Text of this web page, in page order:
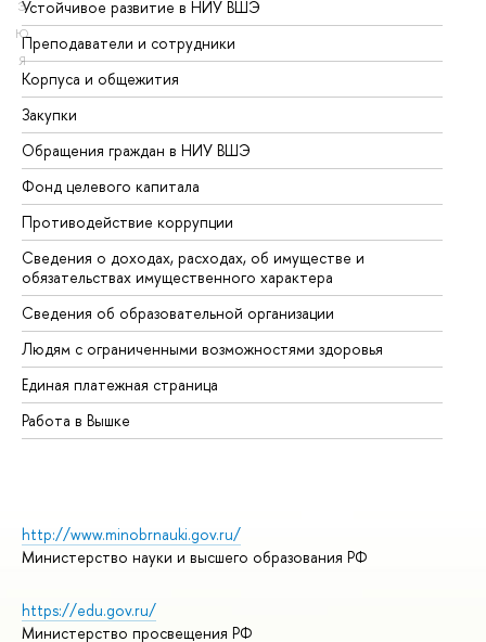
Э
Ю
Я
Устойчивое развитие в НИУ ВШЭ
Преподаватели и сотрудники
Корпуса и общежития
Закупки
Обращения граждан в НИУ ВШЭ
Фонд целевого капитала
Противодействие коррупции
Сведения о доходах, расходах, об имуществе и
обязательствах имущественного характера
Сведения об образовательной организации
Людям с ограниченными возможностями здоровья
Единая платежная страница
Работа в Вышке
http://www.minobrnauki.gov.ru/
Министерство науки и высшего образования РФ
https://edu.gov.ru/
Министерство просвещения РФ